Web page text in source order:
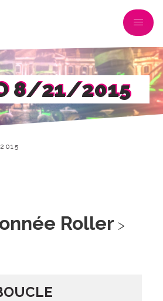
8/21/2015
Roller >